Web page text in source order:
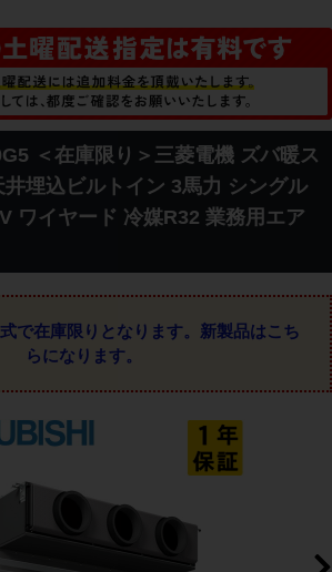
＜在庫限り＞三菱電機 ズバ暖ス
井埋込ビルトイン 3馬力 シングル
ワイヤード 冷媒R32 業務用エア
で在庫限りとなります。 新製品はこち
らになります。